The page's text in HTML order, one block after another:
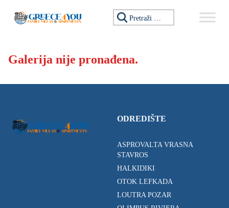
Tražiti:
Galerija nije pronađena.
ODREDIŠTE
ASPROVALTA VRASNA
STAVROS
HALKIDIKI
OTOK LEFKADA
LOUTRA POZAR